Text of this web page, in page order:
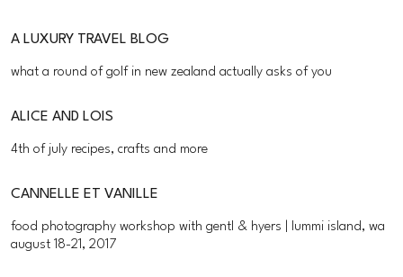
A LUXURY TRAVEL BLOG
what a round of golf in new zealand actually asks of you
ALICE AND LOIS
4th of july recipes, crafts and more
CANNELLE ET VANILLE
food photography workshop with gentl & hyers | lummi island, wa
august 18-21, 2017